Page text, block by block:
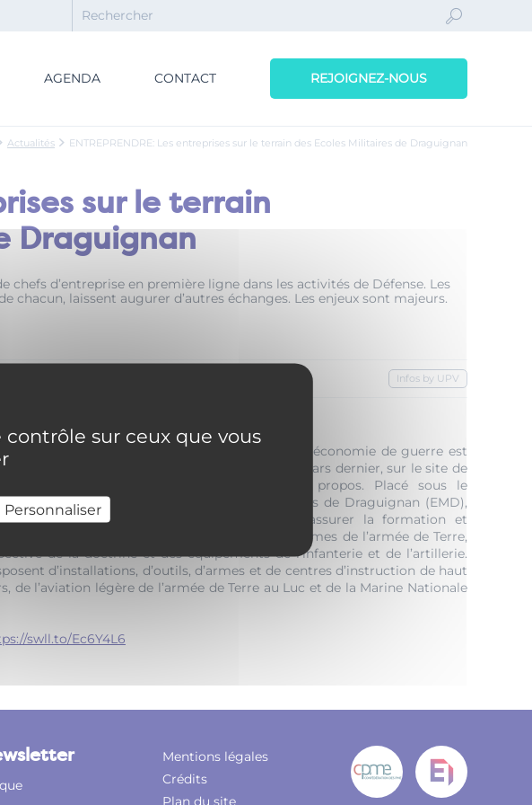
AGENDA CONTACT REJOIGNEZ-NOUS
Actualités ENTREPRENDRE: Les entreprises sur le terrain des Ecoles Militaires de Draguignan
sur le terrain
Draguignan
d’entreprise en première ligne dans les activités de Défense. Les
chacun, laissent augurer d’autres échanges. Les enjeux sont majeurs.
Infos by UPV
dans le monde et aux frontières de l’Europe, l’économie de guerre est
matinée d’échanges organisée par l’UPV le 14 mars dernier, sur le site de
de Draguignan, était d’autant plus à propos. Placé sous le
(photo de Une), le site des Ecoles Militaires de Draguignan (EMD),
depuis 2010, a pour double mission d’assurer la formation et
des régiments et brigades interarmes de l’armée de Terre,
de la doctrine et des équipements de l’infanterie et de l’artillerie.
d’installations, d’outils, d’armes et de centres d’instruction de haut
de l’aviation légère de l’armée de Terre au Luc et de la Marine Nationale
swll.to/Ec6Y4L6
Mentions légales
Crédits
Plan du site
sur ceux que vous
Personnaliser